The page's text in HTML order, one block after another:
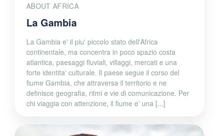
ABOUT AFRICA
La Gambia
La Gambia e' il piu' piccolo stato dell'Africa
continentale, ma concentra in poco spazio costa
atlantica, paesaggi fluviali, villaggi, mercati e una
forte identita' culturale. Il paese segue il corso del
fiume Gambia, che attraversa il territorio e ne
definisce geografia, ritmi e vie di comunicazione. Per
chi viaggia con attenzione, il fiume e' una [...]